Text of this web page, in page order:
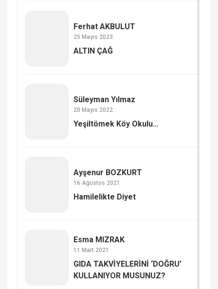
Ferhat AKBULUT
25 Mayıs 2023
ALTIN ÇAĞ
Süleyman Yılmaz
20 Mayıs 2022
Yeşiltömek Köy Okulu…
Ayşenur BOZKURT
16 Ağustos 2021
Hamilelikte Diyet
Esma MIZRAK
11 Mart 2021
GIDA TAKVİYELERİNİ ‘DOĞRU’
KULLANIYOR MUSUNUZ?